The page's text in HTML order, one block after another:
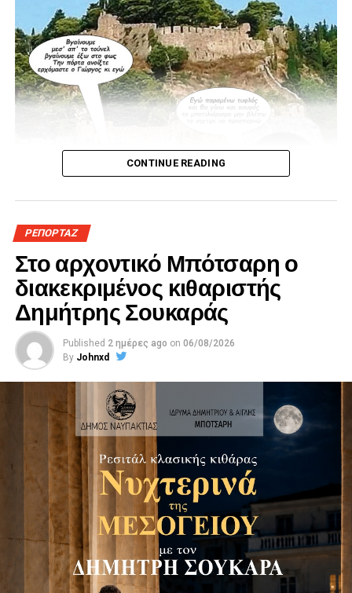
CONTINUE READING
ΡΕΠΟΡΤΑΖ
Στο αρχοντικό Μπότσαρη ο
διακεκριμένος κιθαριστής
Δημήτρης Σουκαράς
Published 2 ημέρες ago on 06/08/2026
By Johnxd